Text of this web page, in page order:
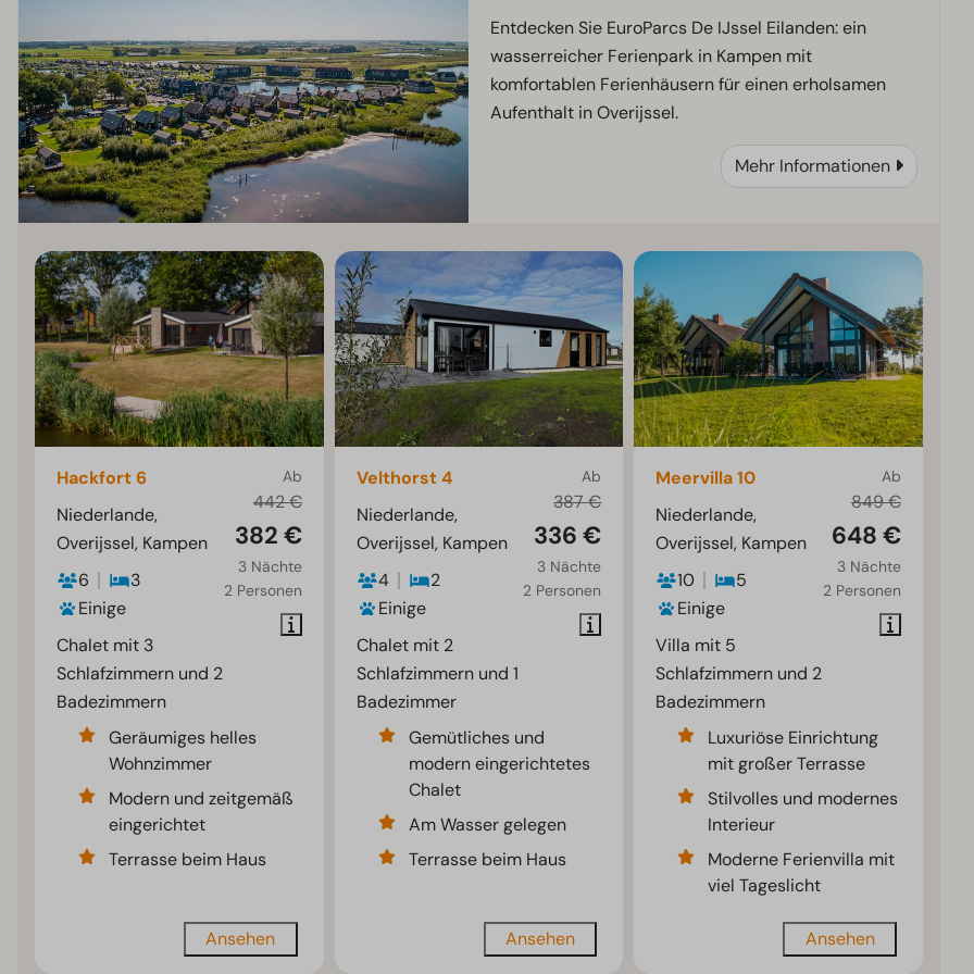
Entdecken Sie EuroParcs De IJssel Eilanden: ein
wasserreicher Ferienpark in Kampen mit
komfortablen Ferienhäusern für einen erholsamen
Aufenthalt in Overijssel.
Mehr Informationen
Ab
442 €
382 €
3 Nächte
2 Personen
Hackfort 6
Niederlande,
Overijssel, Kampen
6
3
Einige
Chalet mit 3
Schlafzimmern und 2
Badezimmern
Geräumiges helles
Wohnzimmer
Modern und zeitgemäß
eingerichtet
Terrasse beim Haus
Ansehen
Ab
387 €
336 €
3 Nächte
2 Personen
Velthorst 4
Niederlande,
Overijssel, Kampen
4
2
Einige
Chalet mit 2
Schlafzimmern und 1
Badezimmer
Gemütliches und
modern eingerichtetes
Chalet
Am Wasser gelegen
Terrasse beim Haus
Ansehen
Ab
849 €
648 €
3 Nächte
2 Personen
Meervilla 10
Niederlande,
Overijssel, Kampen
10
5
Einige
Villa mit 5
Schlafzimmern und 2
Badezimmern
Luxuriöse Einrichtung
mit großer Terrasse
Stilvolles und modernes
Interieur
Moderne Ferienvilla mit
viel Tageslicht
Ansehen